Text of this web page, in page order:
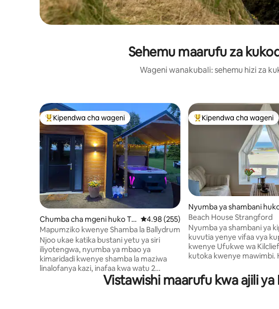
Sehemu maarufu za
Wageni wanakubali: sehemu hizi za
Kipendwa maarufu cha wageni
Kipendwa cha wageni
Chumba cha mgeni huko To
ome
Ukadiriaji wa wastani wa 4.98 kati ya 5,
4.98 (255)
Mapumziko kwenye Shamba la Ballydrum
Njoo ukae katika bustani yetu ya siri
iliyotengwa, nyumba ya mbao ya
kimaridadi kwenye shamba la maziwa
linalofanya kazi, inafaa kwa watu 2
(inatosha watu 4 kulala ikiwa inahitajika).
Furahia beseni la maji moto la viti 5
Kipendwa maarufu cha
Kipendwa cha wageni
Nyumba ya shambani
Kilclief
Beach House Strangford
Nyumba ya shambani ya
kuvutia yenye vifaa vya
kwenye Ufukwe wa
kutoka kwenye mawimbi.
Strangford, furahia
(hasa kuogelea),
Vistawishi maarufu kwa ajili